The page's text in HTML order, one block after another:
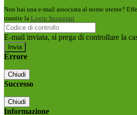
Non hai una e-mail associata al nome utente?
tramite la Login Spaggiari
E-mail inviata, si prega di controllare la
Errore
Chiudi
Successo
Chiudi
Informazione